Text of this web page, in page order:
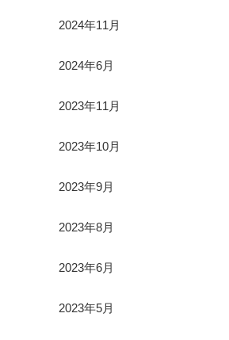
2024年11月
2024年6月
2023年11月
2023年10月
2023年9月
2023年8月
2023年6月
2023年5月